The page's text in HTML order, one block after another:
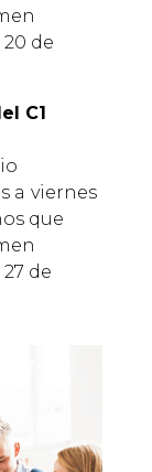
de
C1
a viernes
que
de